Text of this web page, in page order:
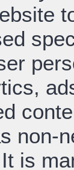
non-
is